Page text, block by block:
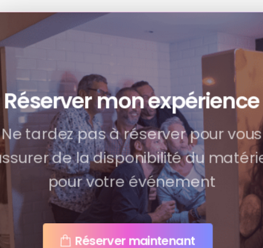
Réserver mon expérience
Ne tardez pas à réserver pour vous
de la disponibilité du
pour votre événement
Réserver maintenant